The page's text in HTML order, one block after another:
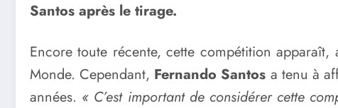
Santos après le tirage.
Encore toute récente, cette compétition
Monde. Cependant, Fernando Santos a tenu à
années. « C’est important de considérer cette